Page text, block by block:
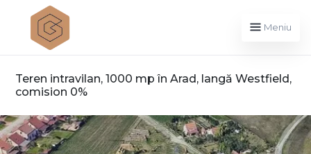
Meniu
Teren intravilan, 1000 mp în Arad, langă Westfield,
comision 0%